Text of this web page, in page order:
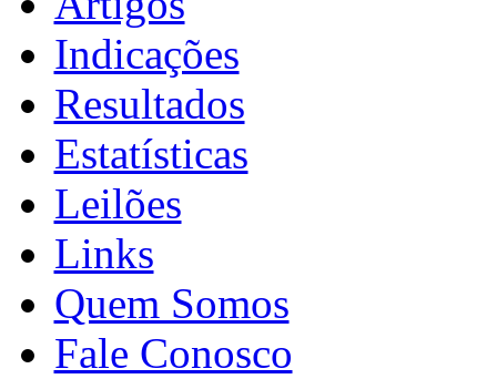
Indicações
Resultados
Estatísticas
Leilões
Links
Quem Somos
Fale Conosco